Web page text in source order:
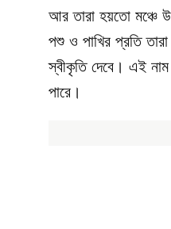
আর তারা হয়তো মঞ্চে
পশু ও পাখির প্রতি
স্বীকৃতি দেবে। এই
পারে।